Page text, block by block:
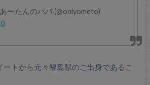
ーたんのパパ (@oniyometo)
ートから元々福島県のご出身であるこ